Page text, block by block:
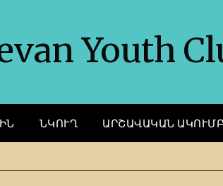
Youth
ՆԿՈՒՂ ԱՐՇԱՎԱԿԱՆ ԱԿՈՒՄԲ